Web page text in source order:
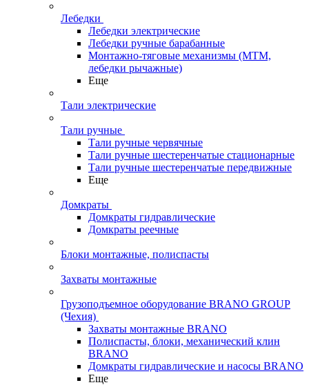
Лебедки
Лебедки электрические
Лебедки ручные барабанные
Монтажно-тяговые механизмы (МТМ,
лебедки рычажные)
Еще
Тали электрические
Тали ручные
Тали ручные червячные
Тали ручные шестеренчатые стационарные
Тали ручные шестеренчатые передвижные
Еще
Домкраты
Домкраты гидравлические
Домкраты реечные
Блоки монтажные, полиспасты
Захваты монтажные
Грузоподъемное оборудование BRANO GROUP
(Чехия)
Захваты монтажные BRANO
Полиспасты, блоки, механический клин
BRANO
Домкраты гидравлические и насосы BRANO
Еще